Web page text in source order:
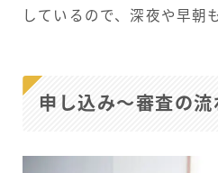
しているので、深夜や早朝
申し込み～審査の流